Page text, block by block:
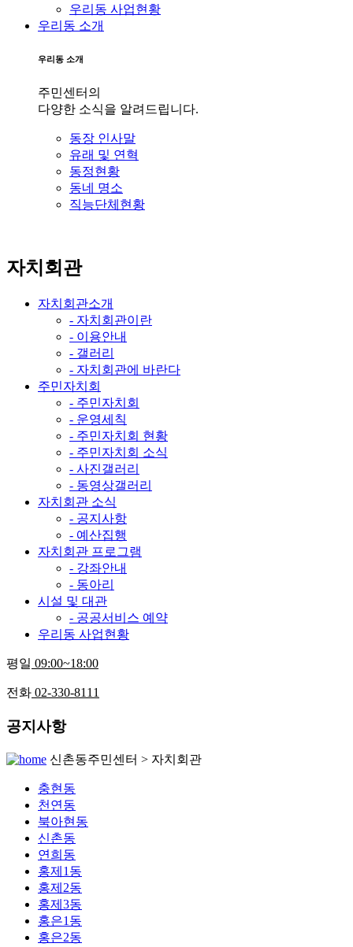
우리동 사업현황
우리동 소개
우리동 소개
주민센터의
다양한 소식을 알려드립니다.
동장 인사말
유래 및 연혁
동정현황
동네 명소
직능단체현황
자치회관
자치회관소개
- 자치회관이란
- 이용안내
- 갤러리
- 자치회관에 바란다
주민자치회
- 주민자치회
- 운영세칙
- 주민자치회 현황
- 주민자치회 소식
- 사진갤러리
- 동영상갤러리
자치회관 소식
- 공지사항
- 예산집행
자치회관 프로그램
- 강좌안내
- 동아리
시설 및 대관
- 공공서비스 예약
우리동 사업현황
평일 09:00~18:00
전화 02-330-8111
공지사항
신촌동주민센터 > 자치회관
충현동
천연동
북아현동
신촌동
연희동
홍제1동
홍제2동
홍제3동
홍은1동
홍은2동